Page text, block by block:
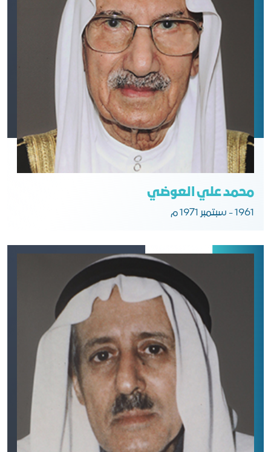
محمد علي العوضي
1961 - سبتمبر 1971 م